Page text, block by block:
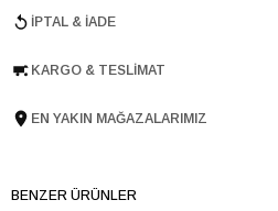
Topuk Boyu 2 cm
Menşei TURKIYE
İPTAL & İADE
KARGO & TESLIMAT
EN YAKIN MAĞAZALARIMIZ
BENZER ÜRÜNLER